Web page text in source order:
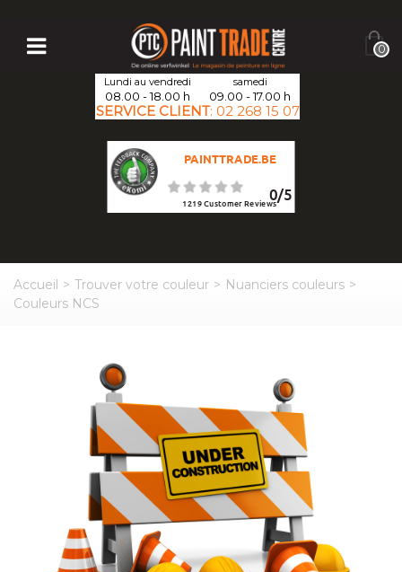
0
Lundi au vendredi
08.00 - 18.00 h
samedi
09.00 - 17.00 h
SERVICE CLIENT: 02 268 15 07
PAINTTRADE.BE
0/5
1219Customer Reviews
Accueil > Trouver votre couleur > Nuanciers couleurs >
Couleurs NCS